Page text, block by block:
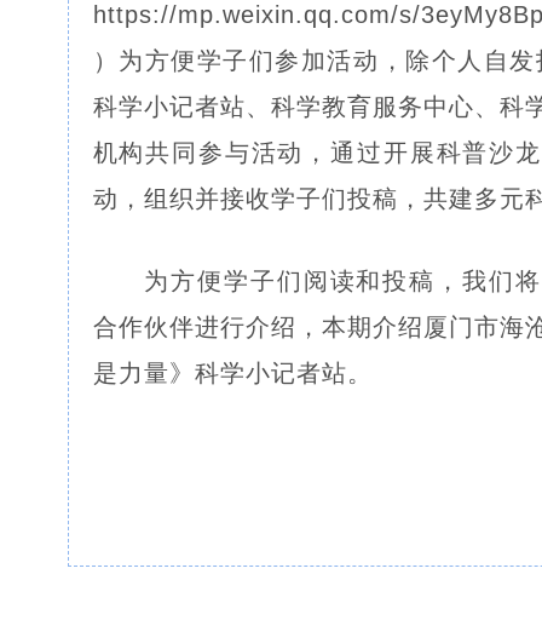
https://mp.weixin.qq.com/s/
）为方便学子们参加活动，除个人自
科学小记者站、科学教育服务中心、科
机构共同参与活动，通过开展科普沙
动，组织并接收学子们投稿，共建多元
为方便学子们阅读和投稿，我们
合作伙伴进行介绍，本期介绍厦门市海
是力量》科学小记者站。